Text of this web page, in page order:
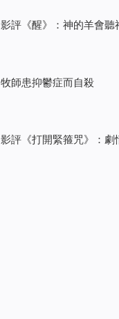
影評《醒》：神的羊會聽
牧師患抑鬱症而自殺
影評《打開緊箍咒》：劇